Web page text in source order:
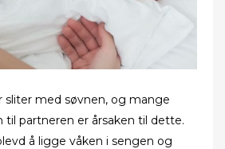
sliter med søvnen, og mange
til partneren er årsaken til dette.
å ligge våken i sengen og